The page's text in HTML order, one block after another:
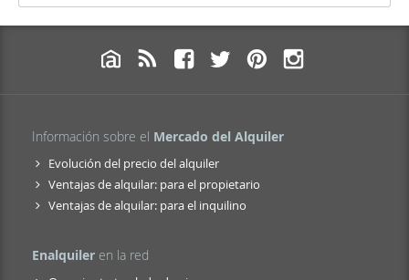
Información sobre el Mercado del Alquiler
Evolución del precio del alquiler
Ventajas de alquilar: para el propietario
Ventajas de alquilar: para el inquilino
Enalquiler en la red